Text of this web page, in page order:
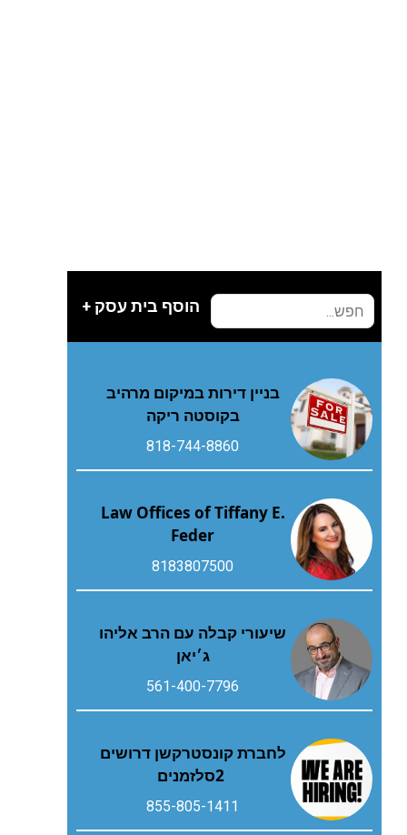
הוסף בית עסק +
בניין דירות במיקום מרהיב
בקוסטה ריקה
818-744-8860
Law Offices of Tiffany E.
Feder
8183807500
שיעורי קבלה עם הרב אליהו
ג׳יאן
561-400-7796
‬2‭ ‬סלזמנים
855-805-1411